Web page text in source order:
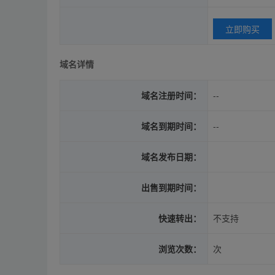
立即购买
域名详情
域名注册时间： --
域名到期时间： --
域名发布日期：
出售到期时间：
快速转出： 不支持
浏览次数： 次